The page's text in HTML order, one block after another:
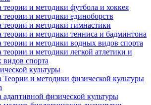
теории и методики футбола и хоккея
теории и методики единоборств
теории и методики гимнастики
теории и методики тенниса и бадминтона
теории и методики водных видов спорта
теории и методики легкой атлетики и
видов спорта
культуры
Теории и методики физической культуры
адаптивной физической культуры